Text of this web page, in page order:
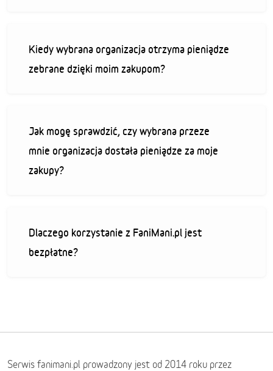
Kiedy wybrana organizacja otrzyma pieniądze
zebrane dzięki moim zakupom?
Jak mogę sprawdzić, czy wybrana przeze
mnie organizacja dostała pieniądze za moje
zakupy?
Dlaczego korzystanie z FaniMani.pl jest
bezpłatne?
Serwis fanimani.pl prowadzony jest od 2014 roku przez